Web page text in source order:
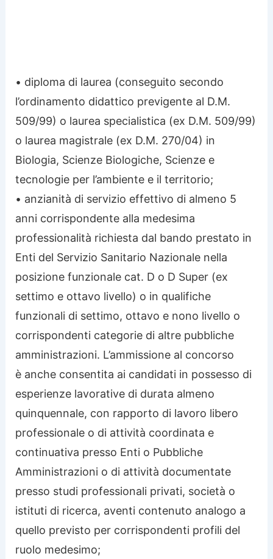
• diploma di laurea (conseguito secondo
l’ordinamento didattico previgente al D.M.
509/99) o laurea specialistica (ex D.M. 509/99)
o laurea magistrale (ex D.M. 270/04) in
Biologia, Scienze Biologiche, Scienze e
tecnologie per l’ambiente e il territorio;
• anzianità di servizio effettivo di almeno 5
anni corrispondente alla medesima
professionalità richiesta dal bando prestato in
Enti del Servizio Sanitario Nazionale nella
posizione funzionale cat. D o D Super (ex
settimo e ottavo livello) o in qualifiche
funzionali di settimo, ottavo e nono livello o
corrispondenti categorie di altre pubbliche
amministrazioni. L’ammissione al concorso
è anche consentita ai candidati in possesso di
esperienze lavorative di durata almeno
quinquennale, con rapporto di lavoro libero
professionale o di attività coordinata e
continuativa presso Enti o Pubbliche
Amministrazioni o di attività documentate
presso studi professionali privati, società o
istituti di ricerca, aventi contenuto analogo a
quello previsto per corrispondenti profili del
ruolo medesimo;